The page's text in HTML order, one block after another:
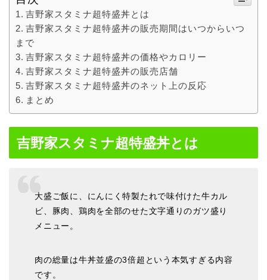
吉野家スタミナ超特盛丼とは
吉野家スタミナ超特盛丼の販売期間はいつからいつ
まで
吉野家スタミナ超特盛丼の価格やカロリー
吉野家スタミナ超特盛丼の販売店舗
吉野家スタミナ超特盛丼のネット上の反応
まとめ
吉野家スタミナ超特盛丼とは
大盛ご飯に、にんにく特製たれで味付けた牛カル
ビ、豚肉、鶏肉を全部のせた文字通りのガツ盛り
メニュー。
肉の総量は牛丼並盛の3倍超という本気すぎる内容
です。